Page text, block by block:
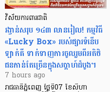
វិស័យការពារជាតិ
រង្វាន់សរុប ១៤៣ លានរៀល! កម្មវិធី
«Lucky Box» របស់ផ្សារទំនើប
ឡាក់គី ទាក់ទាញការចូលរួមពីអតិថិ
ជនកាន់តែច្រើនក្នុងសប្តាហ៍ដំបូង។
7 hours ago
រាជធានីភ្នំពេញ ថ្ងៃទី07 ខែសីហា